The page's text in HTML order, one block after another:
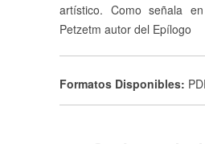
artístico. Como señala
Petzetm autor del Epílogo
Formatos Disponibles: